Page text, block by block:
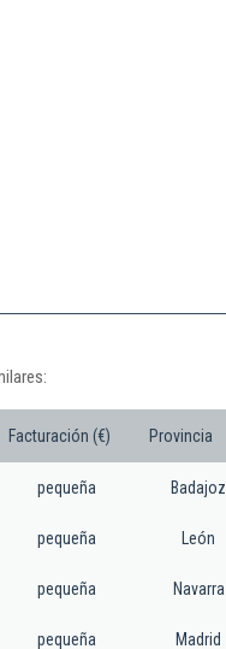
Facturación (€) Provincia
pequeña Badajoz
pequeña León
pequeña Navarra
pequeña Madrid